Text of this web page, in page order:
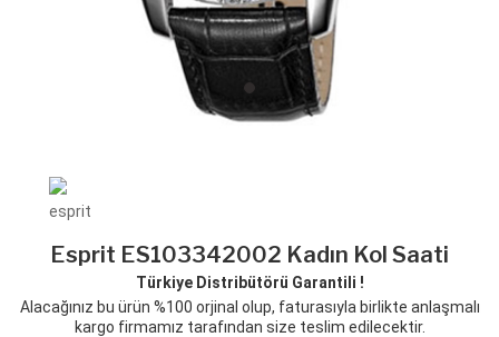
Esprit ES103342002 Kadın Kol Saati
Türkiye Distribütörü Garantili !
Alacağınız bu ürün %100 orjinal olup, faturasıyla birlikte anlaşmalı
kargo firmamız tarafından size teslim edilecektir.